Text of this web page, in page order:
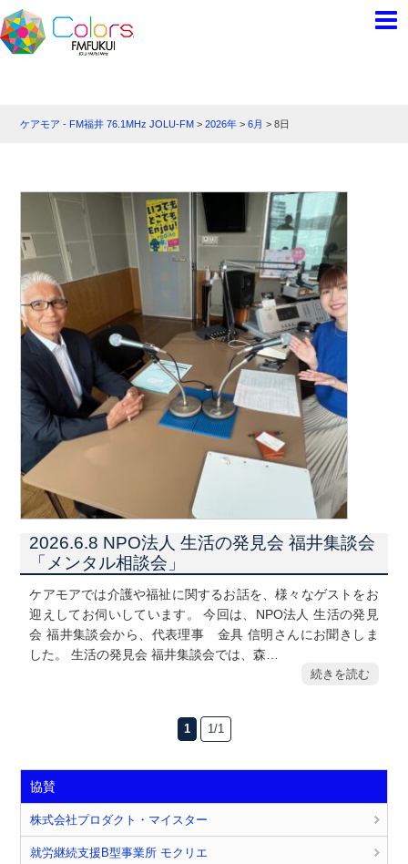
ケアモア - FM福井 76.1MHz JOLU-FM >2026年 >6月 >8日
2026.6.8 NPO法人 生活の発見会 福井集談会
「メンタル相談会」
ケアモアでは介護や福祉に関するお話を、様々なゲストをお
迎えしてお伺いしています。 今回は、NPO法人 生活の発見
会 福井集談会から、代表理事 金具 信明さんにお聞きしま
した。 生活の発見会 福井集談会では、森…
続きを読む
1 1/1
協賛
株式会社プロダクト・マイスター
就労継続支援B型事業所 モクリエ